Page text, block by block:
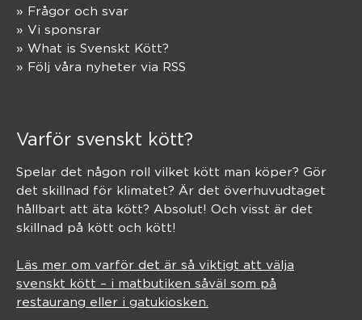
» Frågor och svar
» Vi sponsrar
» What is Svenskt Kött?
» Följ våra nyheter via RSS
Varför svenskt kött?
Spelar det någon roll vilket kött man köper? Gör
det skillnad för klimatet? Är det överhuvudtaget
hållbart att äta kött? Absolut! Och visst är det
skillnad på kött och kött!
Läs mer om varför det är så viktigt att välja
svenskt kött – i matbutiken såväl som på
restaurang eller i gatukiosken.